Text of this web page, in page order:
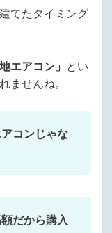
てたタイミング
エアコン」
とい
ませんね。
コンじゃな
だから購入